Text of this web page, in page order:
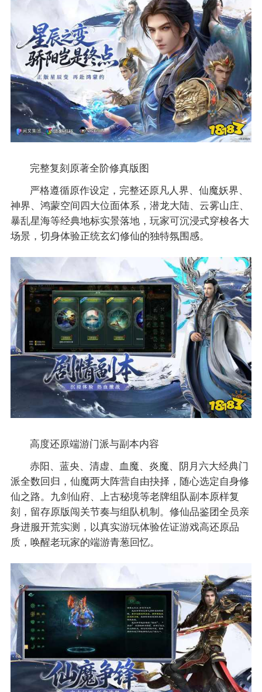
完整复刻原著全阶修真版图
严格遵循原作设定，完整还原凡人界、仙魔妖界、
神界、鸿蒙空间四大位面体系，潜龙大陆、云雾山庄、
暴乱星海等经典地标实景落地，玩家可沉浸式穿梭各大
场景，切身体验正统玄幻修仙的独特氛围感。
高度还原端游门派与副本内容
赤阳、蓝央、清虚、血魔、炎魔、阴月六大经典门
派全数回归，仙魔两大阵营自由抉择，随心选定自身修
仙之路。九剑仙府、上古秘境等老牌组队副本原样复
刻，留存原版闯关节奏与组队机制。修仙品鉴团全员亲
身进服开荒实测，以真实游玩体验佐证游戏高还原品
质，唤醒老玩家的端游青葱回忆。